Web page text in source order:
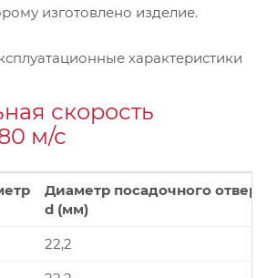
изготовлено изделие.
характеристики
скорость
м/с
Диаметр посадочного
d (мм)
22,2